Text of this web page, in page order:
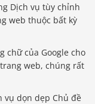
Dịch vụ tùy chỉnh
web thuộc bất kỳ
chữ của Google cho
web, chúng rất
vụ dọn dẹp Chủ đề